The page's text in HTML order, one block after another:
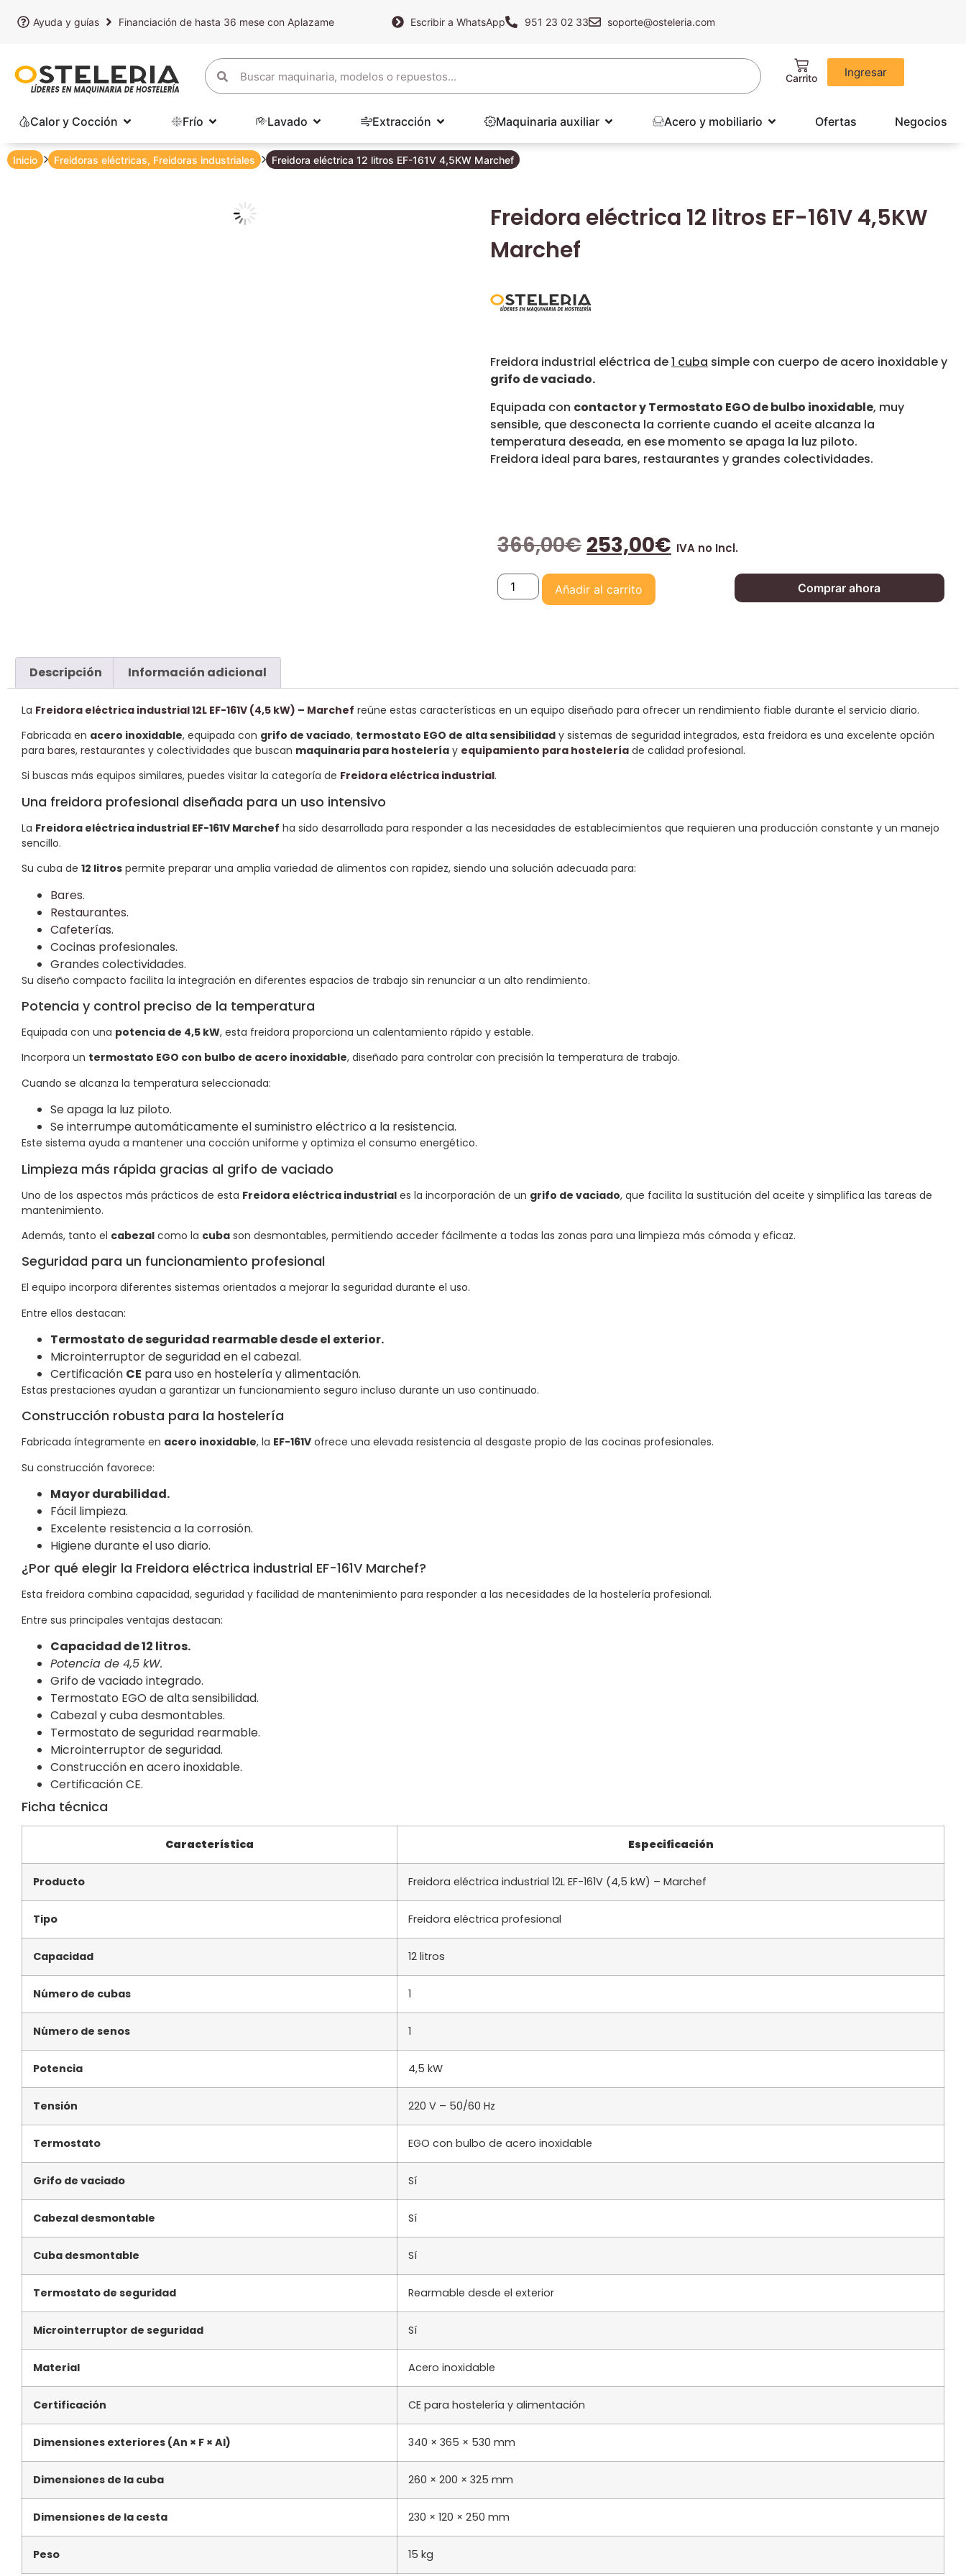
Ayuda y guías Financiación de hasta 36 mese con Aplazame Escribir a WhatsApp 951 23 02 33 soporte@osteleria.com
Ingresar
Calor y Cocción Frío Lavado Extracción Maquinaria auxiliar Acero y mobiliario Ofertas Negocios
Inicio Freidoras eléctricas, Freidoras industriales Freidora eléctrica 12 litros EF-161V 4,5KW Marchef
Freidora eléctrica 12 litros EF-161V 4,5KW
Marchef
Freidora industrial eléctrica de1 cuba simple con cuerpo de acero inoxidable y
grifo de vaciado.
Equipada con contactor y Termostato EGO de bulbo inoxidable, muy
sensible, que desconecta la corriente cuando el aceite alcanza la
temperatura deseada, en ese momento se apaga la luz piloto.
Freidora ideal para bares, restaurantes y grandes colectividades.
366,00€ 253,00€ IVA no Incl.
Añadir al carrito Comprar ahora
Descripción Información adicional
La Freidora eléctrica industrial 12L EF-161V (4,5 kW) – Marchef reúne estas características en un equipo diseñado para ofrecer un rendimiento fiable durante el servicio diario.
Fabricada en acero inoxidable, equipada con grifo de vaciado, termostato EGO de alta sensibilidad y sistemas de seguridad integrados, esta freidora es una excelente opción
para bares, restaurantes y colectividades que buscan maquinaria para hostelería y equipamiento para hostelería de calidad profesional.
Si buscas más equipos similares, puedes visitar la categoría de Freidora eléctrica industrial.
Una freidora profesional diseñada para un uso intensivo
La Freidora eléctrica industrial EF-161V Marchef ha sido desarrollada para responder a las necesidades de establecimientos que requieren una producción constante y un manejo
sencillo.
Su cuba de 12 litros permite preparar una amplia variedad de alimentos con rapidez, siendo una solución adecuada para:
Bares.
Restaurantes.
Cafeterías.
Cocinas profesionales.
Grandes colectividades.
Su diseño compacto facilita la integración en diferentes espacios de trabajo sin renunciar a un alto rendimiento.
Potencia y control preciso de la temperatura
Equipada con una potencia de 4,5 kW, esta freidora proporciona un calentamiento rápido y estable.
Incorpora un termostato EGO con bulbo de acero inoxidable, diseñado para controlar con precisión la temperatura de trabajo.
Cuando se alcanza la temperatura seleccionada:
Se apaga la luz piloto.
Se interrumpe automáticamente el suministro eléctrico a la resistencia.
Este sistema ayuda a mantener una cocción uniforme y optimiza el consumo energético.
Limpieza más rápida gracias al grifo de vaciado
Uno de los aspectos más prácticos de esta Freidora eléctrica industrial es la incorporación de un grifo de vaciado, que facilita la sustitución del aceite y simplifica las tareas de
mantenimiento.
Además, tanto el cabezal como la cuba son desmontables, permitiendo acceder fácilmente a todas las zonas para una limpieza más cómoda y eficaz.
Seguridad para un funcionamiento profesional
El equipo incorpora diferentes sistemas orientados a mejorar la seguridad durante el uso.
Entre ellos destacan:
Termostato de seguridad rearmable desde el exterior.
Microinterruptor de seguridad en el cabezal.
Certificación CE para uso en hostelería y alimentación.
Estas prestaciones ayudan a garantizar un funcionamiento seguro incluso durante un uso continuado.
Construcción robusta para la hostelería
Fabricada íntegramente en acero inoxidable, la EF-161V ofrece una elevada resistencia al desgaste propio de las cocinas profesionales.
Su construcción favorece:
Mayor durabilidad.
Fácil limpieza.
Excelente resistencia a la corrosión.
Higiene durante el uso diario.
¿Por qué elegir la Freidora eléctrica industrial EF-161V Marchef?
Esta freidora combina capacidad, seguridad y facilidad de mantenimiento para responder a las necesidades de la hostelería profesional.
Entre sus principales ventajas destacan:
Capacidad de 12 litros.
Potencia de 4,5 kW.
Grifo de vaciado integrado.
Termostato EGO de alta sensibilidad.
Cabezal y cuba desmontables.
Termostato de seguridad rearmable.
Microinterruptor de seguridad.
Construcción en acero inoxidable.
Certificación CE.
Ficha técnica
Característica Especificación
Producto Freidora eléctrica industrial 12L EF-161V (4,5 kW) – Marchef
Tipo Freidora eléctrica profesional
Capacidad 12 litros
Número de cubas 1
Número de senos 1
Potencia 4,5 kW
Tensión 220 V – 50/60 Hz
Termostato EGO con bulbo de acero inoxidable
Grifo de vaciado Sí
Cabezal desmontable Sí
Cuba desmontable Sí
Termostato de seguridad Rearmable desde el exterior
Microinterruptor de seguridad Sí
Material Acero inoxidable
Certificación CE para hostelería y alimentación
Dimensiones exteriores (An × F × Al) 340 × 365 × 530 mm
Dimensiones de la cuba 260 × 200 × 325 mm
Dimensiones de la cesta 230 × 120 × 250 mm
Peso 15 kg